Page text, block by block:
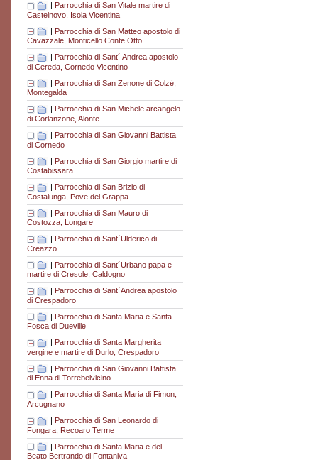
Parrocchia di San Vitale martire di
Castelnovo, Isola Vicentina
| Parrocchia di San Matteo apostolo di
Cavazzale, Monticello Conte Otto
Parrocchia di Sant´ Andrea apostolo
di Cereda, Cornedo Vicentino
| Parrocchia di San Zenone di Colzè,
Montegalda
Parrocchia di San Michele arcangelo
di Corlanzone, Alonte
| Parrocchia di San Giovanni Battista
di Cornedo
| Parrocchia di San Giorgio martire di
Costabissara
| Parrocchia di San Brizio di
Costalunga, Pove del Grappa
| Parrocchia di San Mauro di
Costozza, Longare
Parrocchia di Sant´Ulderico di
Creazzo
| Parrocchia di Sant´Urbano papa e
martire di Cresole, Caldogno
Parrocchia di Sant´Andrea apostolo
di Crespadoro
| Parrocchia di Santa Maria e Santa
Fosca di Dueville
Parrocchia di Santa Margherita
vergine e martire di Durlo, Crespadoro
| Parrocchia di San Giovanni Battista
di Enna di Torrebelvicino
Parrocchia di Santa Maria di Fimon,
Arcugnano
| Parrocchia di San Leonardo di
Fongara, Recoaro Terme
| Parrocchia di Santa Maria e del
Beato Bertrando di Fontaniva